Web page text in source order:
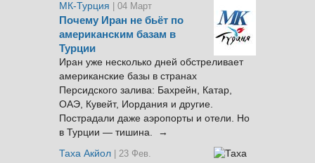
МК-Турция
| 04 Март
Почему Иран не бьёт по
американским базам в
Турции
Иран уже несколько дней обстреливает
американские базы в странах
Персидского залива: Бахрейн, Катар,
ОАЭ, Кувейт, Иордания и другие.
Пострадали даже аэропорты и отели. Но
в Турции — тишина. →
Таха Акйол | 23 Фев.